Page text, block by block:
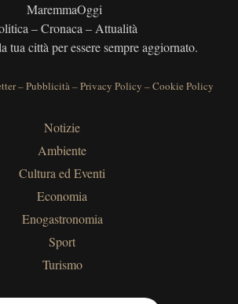
MaremmaOggi
– Cronaca – Attualità
tua città per essere sempre aggiornato.
–Pubblicità–Privacy Policy –Cookie Policy
Notizie
Ambiente
Cultura ed Eventi
Economia
Enogastronomia
Sport
Turismo